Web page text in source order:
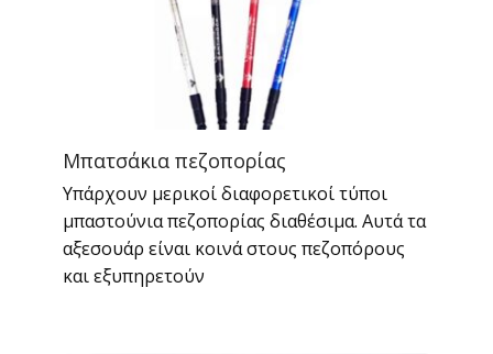
Μπατσάκια πεζοπορίας
Υπάρχουν μερικοί διαφορετικοί τύποι
μπαστούνια πεζοπορίας διαθέσιμα. Αυτά τα
αξεσουάρ είναι κοινά στους πεζοπόρους
και εξυπηρετούν